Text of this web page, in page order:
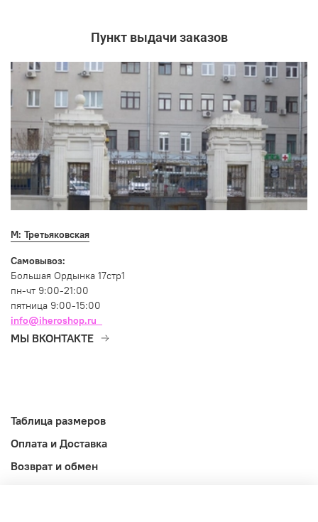
Пункт выдачи заказов
М: Третьяковская
Самовывоз:
Большая Ордынка 17стр1
пн-чт 9:00-21:00
пятница 9:00-15:00
info@iheroshop.ru
МЫ ВКОНТАКТЕ
Таблица размеров
Оплата и Доставка
Возврат и обмен